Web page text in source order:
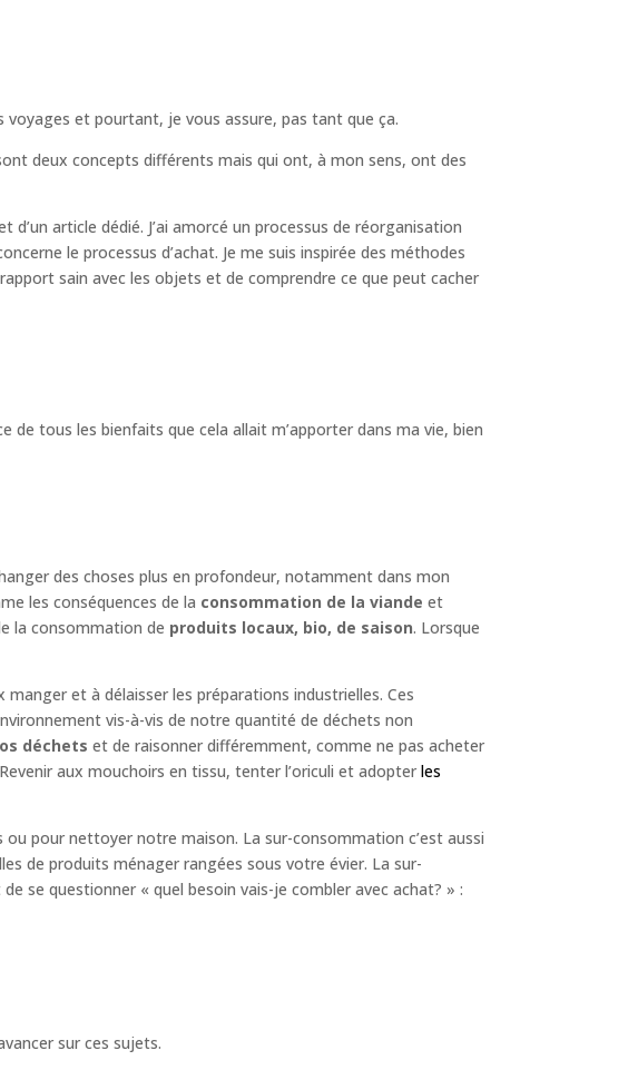
et pourtant, je vous assure, pas tant que ça.
deux concepts différents mais qui ont, à mon sens, ont des
article dédié. J’ai amorcé un processus de réorganisation
le processus d’achat. Je me suis inspirée des méthodes
sain avec les objets et de comprendre ce que peut cacher
de tous les bienfaits que cela allait m’apporter dans ma vie, bien
des choses plus en profondeur, notamment dans mon
les conséquences de la consommation de la viande et
la consommation de produits locaux, bio, de saison. Lorsque
et à délaisser les préparations industrielles. Ces
vis-à-vis de notre quantité de déchets non
déchets et de raisonner différemment, comme ne pas acheter
aux mouchoirs en tissu, tenter l’oriculi et adopterles
pour nettoyer notre maison. La sur-consommation c’est aussi
de produits ménager rangées sous votre évier. La sur-
se questionner « quel besoin vais-je combler avec achat? » :
sur ces sujets.